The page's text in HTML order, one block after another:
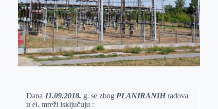
p
Dana 11.09.2018. g. se zbog PLANIRANIHradova
u el. mreži isključuju :